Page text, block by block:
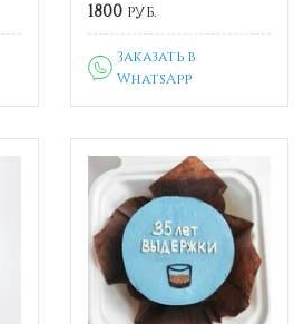
1800 руб.
Заказать в
WhatsApp